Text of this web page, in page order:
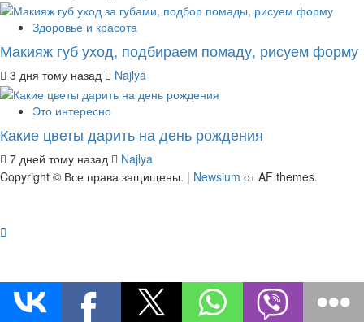
Здоровье и красота
Макияж губ уход, подбираем помаду, рисуем форму
3 дня тому назад Najlya
Это интересно
Какие цветы дарить на день рождения
7 дней тому назад
Najlya
Copyright © Все права защищены. | Newsium от AF themes.